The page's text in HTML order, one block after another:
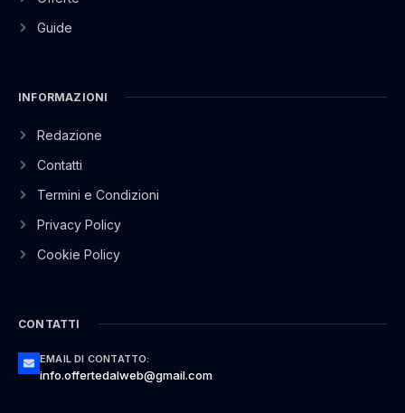
Guide
INFORMAZIONI
Redazione
Contatti
Termini e Condizioni
Privacy Policy
Cookie Policy
CONTATTI
EMAIL DI CONTATTO:
info.offertedalweb@gmail.com